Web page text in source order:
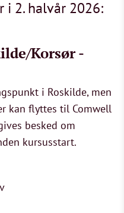
i 2. halvår 2026:
Korsør -
i Roskilde, men
kan flyttes til Comwell
besked om
kursusstart.